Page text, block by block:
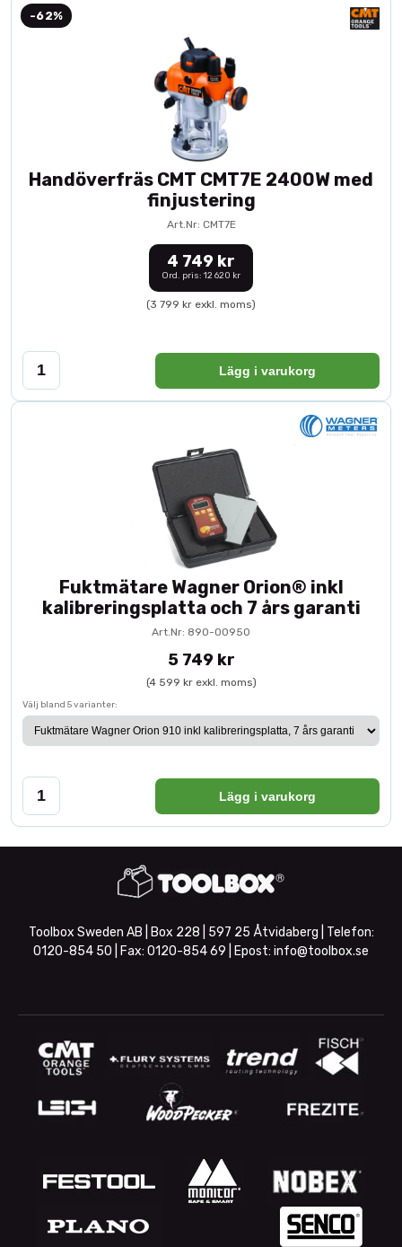
-62%
Handöverfräs CMT CMT7E 2400W med
finjustering
Art.Nr: CMT7E
4 749 kr
Ord. pris: 12 620 kr
(3 799 kr exkl. moms)
Lägg i varukorg
Fuktmätare Wagner Orion® inkl
kalibreringsplatta och 7 års garanti
Art.Nr: 890-00950
5 749 kr
(4 599 kr exkl. moms)
Välj bland 5 varianter:
Lägg i varukorg
Toolbox Sweden AB | Box 228 | 597 25 Åtvidaberg | Telefon:
0120-854 50 | Fax: 0120-854 69 | Epost: info@toolbox.se